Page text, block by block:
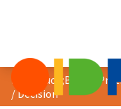
/Décision